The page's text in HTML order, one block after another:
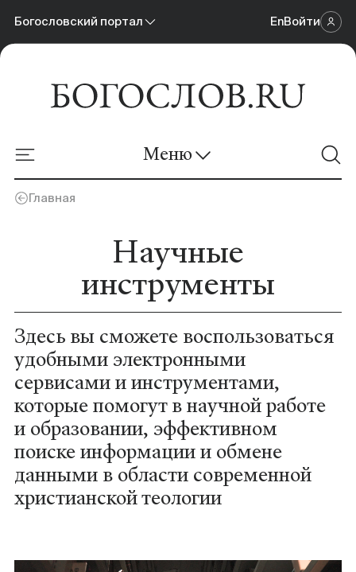
Богословский портал
Богословский портал
Онлайн-площадка
EnВойти
Меню
Материалы
Календарь событий
Книги
Научные инструменты
О нас
Главная
Научные
инструменты
Здесь вы сможете воспользоваться
удобными электронными
сервисами и инструментами,
которые помогут в научной работе
и образовании, эффективном
поиске информации и обмене
данными в области современной
христианской теологии